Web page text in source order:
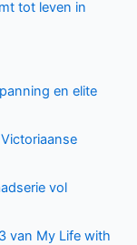
tot leven in
en elite
vol
van My Life with